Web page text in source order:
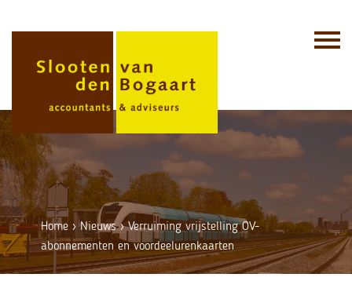
Home ›Nieuws›Verruiming vrijstelling OV-
abonnementen en voordeelurenkaarten